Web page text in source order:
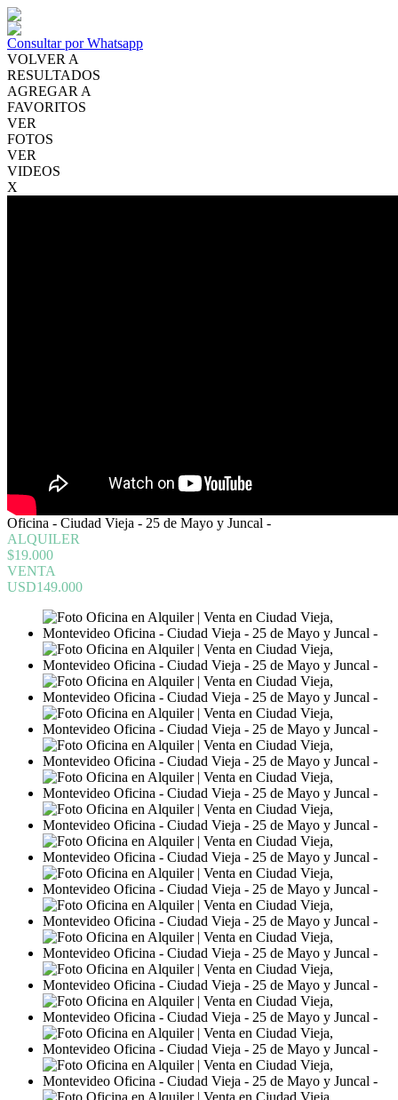
Consultar por Whatsapp
VOLVER A
RESULTADOS
AGREGAR A
FAVORITOS
VER
FOTOS
VER
VIDEOS
X
Oficina - Ciudad Vieja - 25 de Mayo y Juncal -
ALQUILER
$19.000
VENTA
USD149.000